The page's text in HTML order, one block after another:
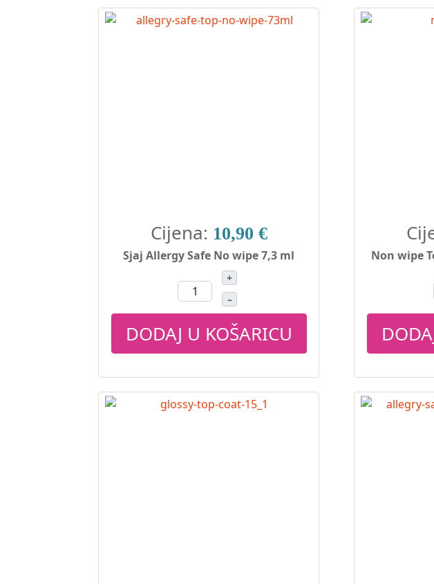
Cijena: 10,90 €
Sjaj Allergy Safe No wipe 7,3 ml
+
–
DODAJ U KOŠARICU
Non wipe